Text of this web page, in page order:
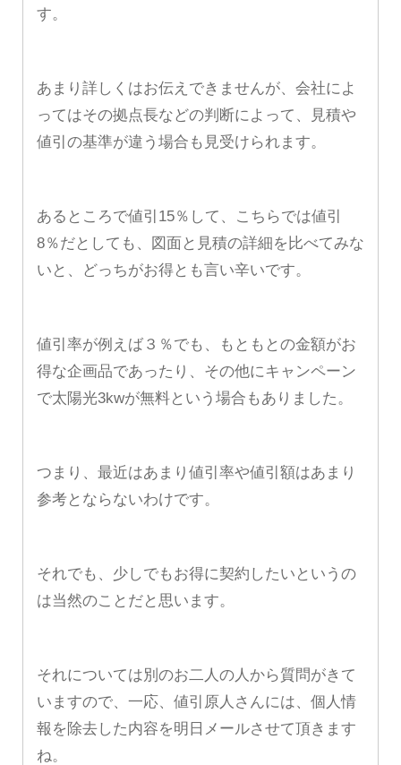
す。
あまり詳しくはお伝えできませんが、 会社によ
ってはその拠点長などの判断によって、見積や
値引の基準が違う場合も見受けられます。
あるところで値引15％して、こちらでは値引
8％だとしても、図面と見積の詳細を比べてみな
いと、どっちがお得とも言い辛いです。
値引率が例えば３％でも、もともとの金額がお
得な企画品であったり、その他にキャンペーン
で太陽光3kwが無料という場合もありました。
つまり、最近はあまり値引率や値引額はあまり
参考とならないわけです。
それでも、少しでもお得に契約したいというの
は当然のことだと思います。
それについては別のお二人の人から質問がきて
いますので、一応、値引原人さんには、個人情
報を除去した内容を明日メールさせて頂きます
ね。